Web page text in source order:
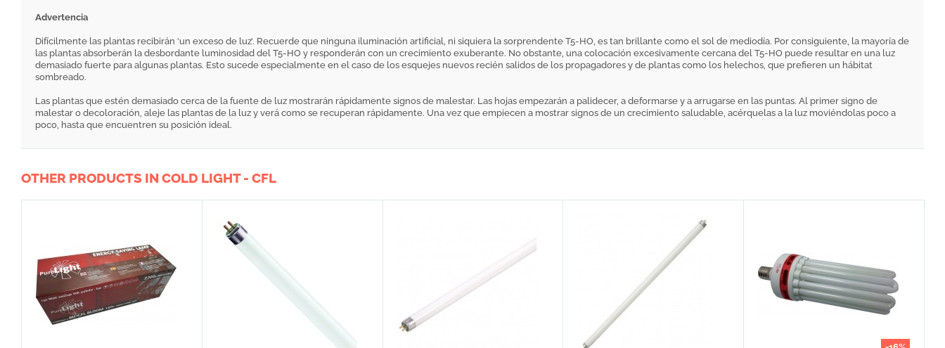
Advertencia
Difícilmente las plantas recibirán ‘un exceso de luz’. Recuerde que ninguna iluminación artificial, ni siquiera la sorprendente T5-HO, es tan brillante como el sol de mediodía. Por consiguiente, la mayoría de
las plantas absorberán la desbordante luminosidad del T5-HO y responderán con un crecimiento exuberante. No obstante, una colocación excesivamente cercana del T5-HO puede resultar en una luz
demasiado fuerte para algunas plantas. Esto sucede especialmente en el caso de los esquejes nuevos recién salidos de los propagadores y de plantas como los helechos, que prefieren un hábitat
sombreado.
Las plantas que estén demasiado cerca de la fuente de luz mostrarán rápidamente signos de malestar. Las hojas empezarán a palidecer, a deformarse y a arrugarse en las puntas. Al primer signo de
malestar o decoloración, aleje las plantas de la luz y verá como se recuperan rápidamente. Una vez que empiecen a mostrar signos de un crecimiento saludable, acérquelas a la luz moviéndolas poco a
poco, hasta que encuentren su posición ideal.
OTHER PRODUCTS IN COLD LIGHT - CFL